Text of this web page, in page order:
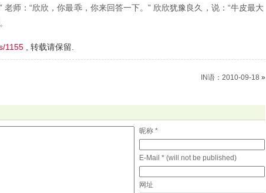
师：“欣欣，你最乖，你来回答一下。” 欣欣犹豫良久，说：“牛皮最大
1155 , 转载请保留.
IN语：2010-09-18 »
昵称 *
E-Mail * (will not be published)
网址